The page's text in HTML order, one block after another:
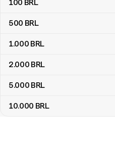
100 BRL
500 BRL
1.000 BRL
2.000 BRL
5.000 BRL
10.000 BRL